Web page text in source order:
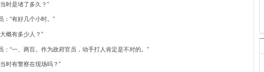
时是堵了多久？”
：“有好几个小时。”
概有多少人？”
：“一、两百。作为政府官员，动手打人肯定是不对的。”
时有警察在现场吗？”